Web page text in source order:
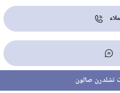
تشلدرن صالون